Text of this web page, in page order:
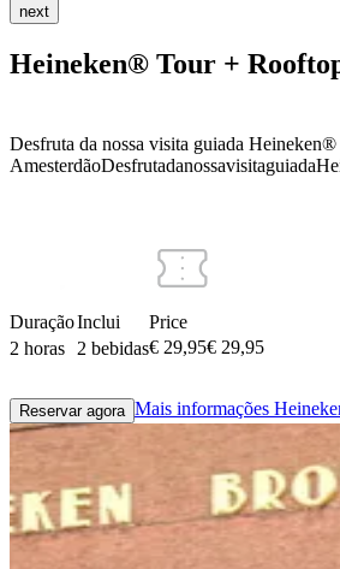
next
Heineken® Tour +
Desfruta da nossa visita guiada
AmesterdãoDesfrutadanossavisitaguiada
Duração
2 horas
Inclui
2 bebidas
Price
€ 29,95€ 29,95
Reservar agora Mais informações